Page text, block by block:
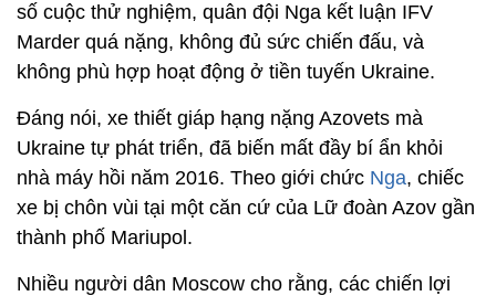
số cuộc thử nghiệm, quân đội Nga kết luận IFV
Marder quá nặng, không đủ sức chiến đấu, và
không phù hợp hoạt động ở tiền tuyến Ukraine.
Đáng nói, xe thiết giáp hạng nặng Azovets mà
Ukraine tự phát triển, đã biến mất đầy bí ẩn khỏi
nhà máy hồi năm 2016. Theo giới chức Nga, chiếc
xe bị chôn vùi tại một căn cứ của Lữ đoàn Azov gần
thành phố Mariupol.
Nhiều người dân Moscow cho rằng, các chiến lợi